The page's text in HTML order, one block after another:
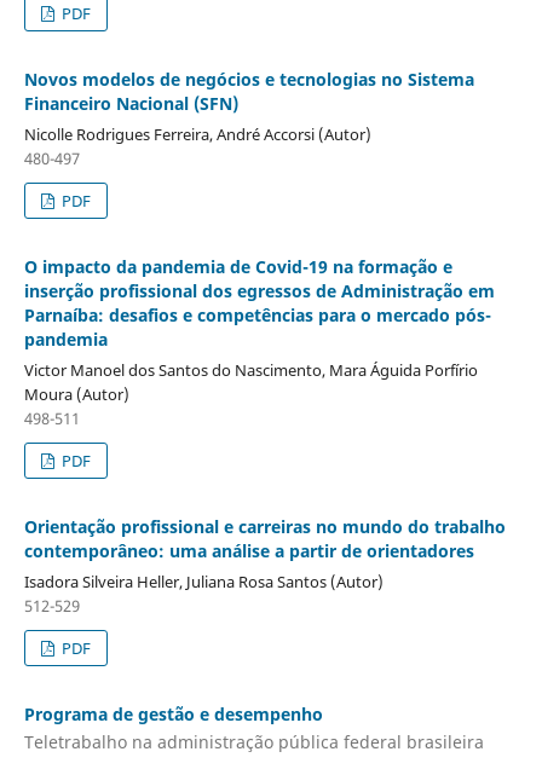
PDF
Novos modelos de negócios e tecnologias no Sistema
Financeiro Nacional (SFN)
Nicolle Rodrigues Ferreira, André Accorsi (Autor)
480-497
PDF
O impacto da pandemia de Covid-19 na formação e
inserção profissional dos egressos de Administração em
Parnaíba: desafios e competências para o mercado pós-
pandemia
Victor Manoel dos Santos do Nascimento, Mara Águida Porfírio
Moura (Autor)
498-511
PDF
Orientação profissional e carreiras no mundo do trabalho
contemporâneo: uma análise a partir de orientadores
Isadora Silveira Heller, Juliana Rosa Santos (Autor)
512-529
PDF
Programa de gestão e desempenho
Teletrabalho na administração pública federal brasileira